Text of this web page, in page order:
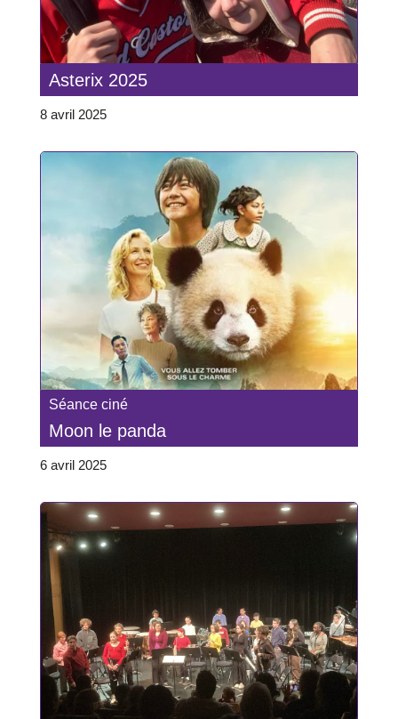
Asterix 2025
8 avril 2025
Séance ciné
Moon le panda
6 avril 2025